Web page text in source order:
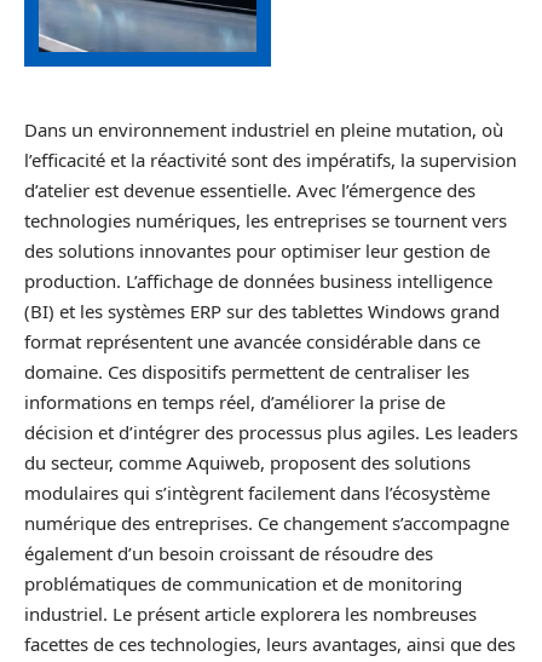
Dans un environnement industriel en pleine mutation, où
l’efficacité et la réactivité sont des impératifs, la supervision
d’atelier est devenue essentielle. Avec l’émergence des
technologies numériques, les entreprises se tournent vers
des solutions innovantes pour optimiser leur gestion de
production. L’affichage de données business intelligence
(BI) et les systèmes ERP sur des tablettes Windows grand
format représentent une avancée considérable dans ce
domaine. Ces dispositifs permettent de centraliser les
informations en temps réel, d’améliorer la prise de
décision et d’intégrer des processus plus agiles. Les leaders
du secteur, comme Aquiweb, proposent des solutions
modulaires qui s’intègrent facilement dans l’écosystème
numérique des entreprises. Ce changement s’accompagne
également d’un besoin croissant de résoudre des
problématiques de communication et de monitoring
industriel. Le présent article explorera les nombreuses
facettes de ces technologies, leurs avantages, ainsi que des